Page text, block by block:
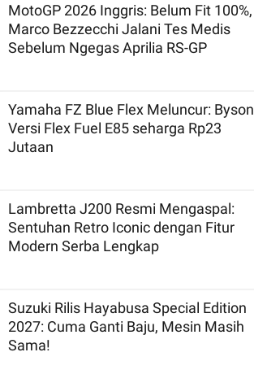
MotoGP 2026 Inggris: Belum Fit 100%,
Marco Bezzecchi Jalani Tes Medis
Sebelum Ngegas Aprilia RS-GP
Yamaha FZ Blue Flex Meluncur: Byson
Versi Flex Fuel E85 seharga Rp23
Jutaan
Lambretta J200 Resmi Mengaspal:
Sentuhan Retro Iconic dengan Fitur
Modern Serba Lengkap
Suzuki Rilis Hayabusa Special Edition
2027: Cuma Ganti Baju, Mesin Masih
Sama!